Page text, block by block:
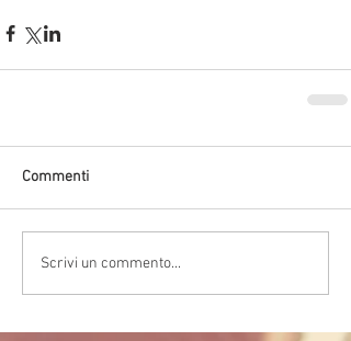
Commenti
Scrivi un commento...